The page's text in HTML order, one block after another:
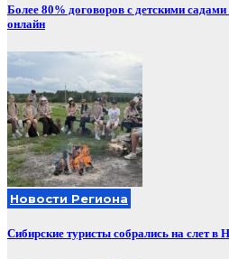
Более 80% договоров с детскими
онлайн
Новости Региона
Сибирские туристы собрались на слет в